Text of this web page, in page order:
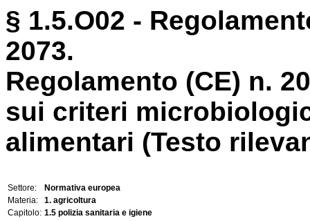
§ 1.5.O02 -
2073.
Regolamento (CE) n.
sui criteri
alimentari (Testo
Settore:
Normativa europea
Materia:
1. agricoltura
Capitolo: 1.5 polizia sanitaria e igiene